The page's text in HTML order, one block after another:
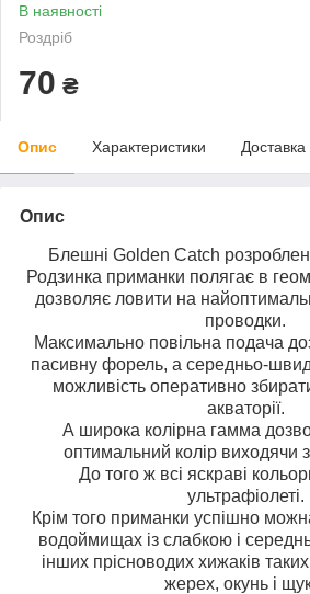
В наявності
Роздріб
70 ₴
Опис Характеристики Доставка
Опис
Блешні Golden Catch
Родзинка приманки полягає в
дозволяє ловити на
проводки.
Максимально повільна подача
пасивну форель, а середньо-
можливість оперативно
акваторії.
А широка колірна гамма
оптимальний колір виходячи
До того ж всі яскраві
ультрафіолеті.
Крім того приманки успішно
водоймищах із слабкою і
інших прісноводих хижаків
жерех, окунь і